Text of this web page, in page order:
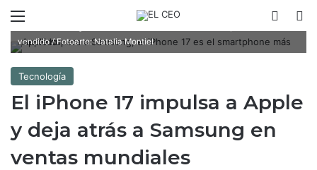
En la guerra por el mercado de los smartphones, Apple le ganó una
vendido / Fotoarte: Natalia Montiel
Tecnología
El iPhone 17 impulsa a Apple
y deja atrás a Samsung en
ventas mundiales